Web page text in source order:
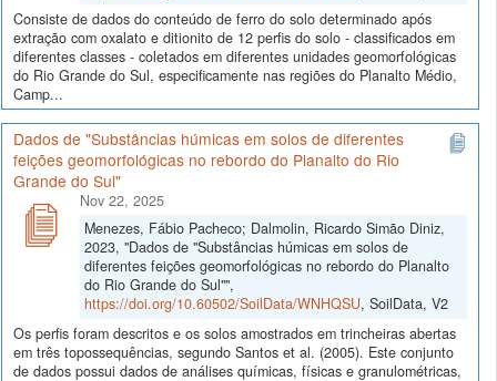
Consiste de dados do conteúdo de ferro do solo determinado após
extração com oxalato e ditionito de 12 perfis do solo - classificados em
diferentes classes - coletados em diferentes unidades geomorfológicas
do Rio Grande do Sul, especificamente nas regiões do Planalto Médio,
Camp...
Dados de "Substâncias húmicas em solos de diferentes
feições geomorfológicas no rebordo do Planalto do Rio
Grande do Sul"
Nov 22, 2025
Menezes, Fábio Pacheco; Dalmolin, Ricardo Simão Diniz,
2023, "Dados de "Substâncias húmicas em solos de
diferentes feições geomorfológicas no rebordo do Planalto
do Rio Grande do Sul"",
https://doi.org/10.60502/SoilData/WNHQSU, SoilData, V2
Os perfis foram descritos e os solos amostrados em trincheiras abertas
em três topossequências, segundo Santos et al. (2005). Este conjunto
de dados possui dados de análises químicas, físicas e granulométricas,